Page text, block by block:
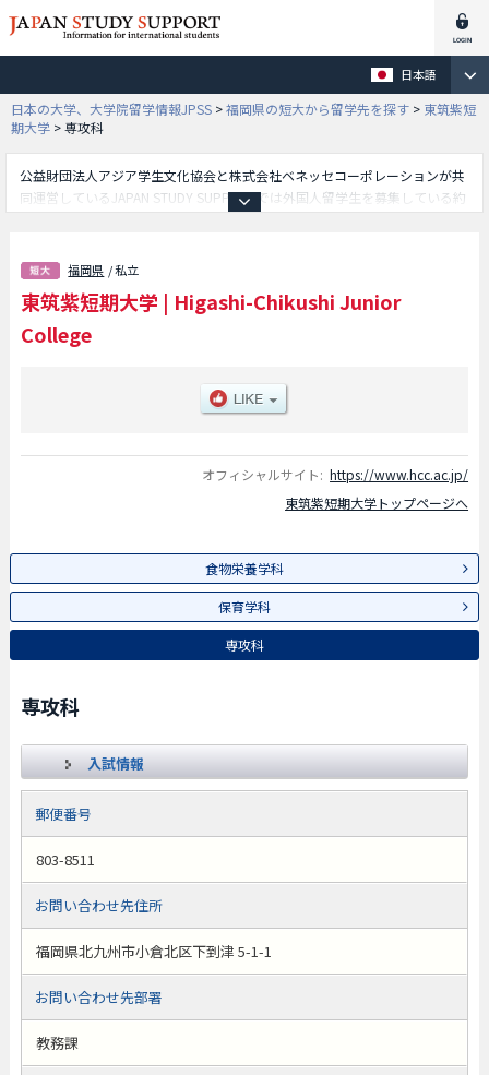
日本語
日本の大学、大学院留学情報JPSS >福岡県の短大から留学先を探す > 東筑紫短
期大学 >専攻科
公益財団法人アジア学生文化協会と株式会社ベネッセコーポレーションが共
同運営しているJAPAN STUDY SUPPORTでは外国人留学生を募集している約
学部や保育学科学部や専攻科学部等、学部別情報や、募集定員や合格者数な
ど入試情報、施設案内、アクセスなど外国人留学生に必要な情報を掲載して
いるので是非ご利用ください。
福岡県 / 私立
東筑紫短期大学 | Higashi-Chikushi Junior
College
オフィシャルサイト: https://www.hcc.ac.jp/
東筑紫短期大学トップページへ
食物栄養学科
保育学科
専攻科
専攻科
入試情報
郵便番号
803-8511
お問い合わせ先住所
福岡県北九州市小倉北区下到津 5-1-1
お問い合わせ先部署
教務課